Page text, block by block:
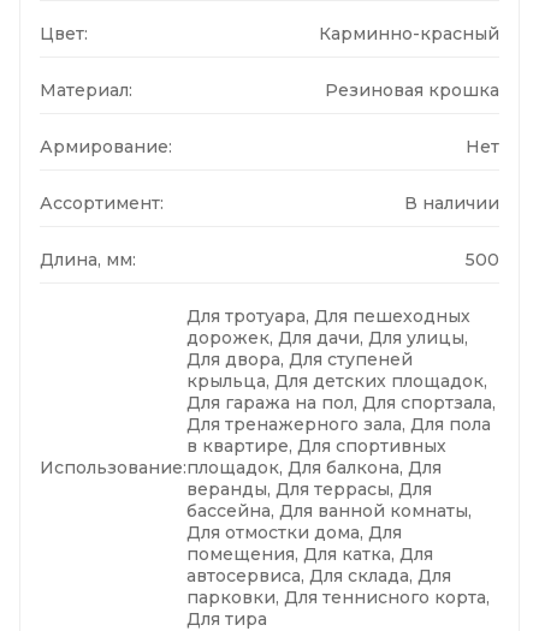
Цвет: Карминно-красный
Материал: Резиновая крошка
Армирование: Нет
Ассортимент: В наличии
Длина, мм: 500
Использование:
Для тротуара, Для пешеходных
дорожек, Для дачи, Для улицы,
Для двора, Для ступеней
крыльца, Для детских площадок,
Для гаража на пол, Для спортзала,
Для тренажерного зала, Для пола
в квартире, Для спортивных
площадок, Для балкона, Для
веранды, Для террасы, Для
бассейна, Для ванной комнаты,
Для отмостки дома, Для
помещения, Для катка, Для
автосервиса, Для склада, Для
парковки, Для теннисного корта,
Для тира